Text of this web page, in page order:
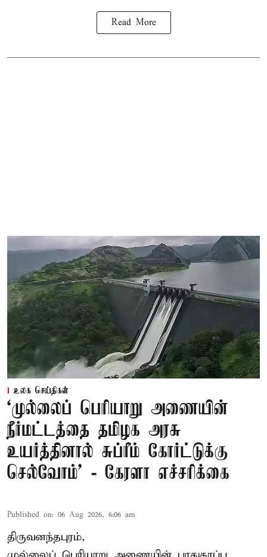
Read More
உலக செய்திகள்
‘முல்லைப் பெரியாறு அணையின்
நீர்மட்டத்தை தமிழக அரசு
உயர்த்தினால் சுப்ரீம் கோர்ட்டுக்கு
செல்வோம்' - கேரளா எச்சரிக்கை
Published on: 06 Aug 2026, 6:06 am
திருவனந்தபுரம்,